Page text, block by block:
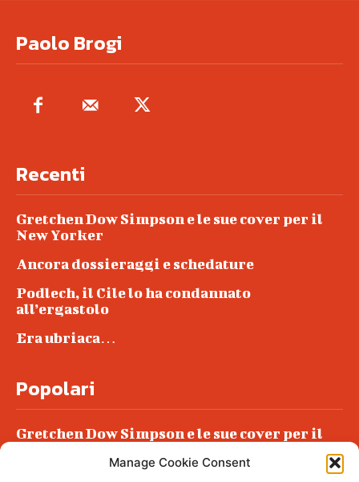
Manage Cookie Consent
Paolo Brogi
Recenti
Gretchen Dow Simpson e le sue cover per il
New Yorker
Ancora dossieraggi e schedature
Podlech, il Cile lo ha condannato
all’ergastolo
Era ubriaca…
Popolari
Gretchen Dow Simpson e le sue cover per il